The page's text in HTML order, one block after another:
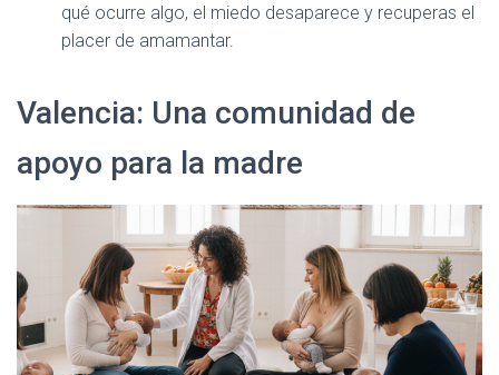
qué ocurre algo, el miedo desaparece y recuperas el
placer de amamantar.
Valencia: Una comunidad de
apoyo para la madre